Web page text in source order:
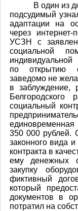
В один из
подсудимый
адаптации на
через
УСЗН с
социальной
индивидуальной
по открытию
заведомо не
в заблуждение,
социальный
350 000 рублей.
законного вида
контракта в
ему денежных
закупку
фиктивный
который
документов в
потратил на